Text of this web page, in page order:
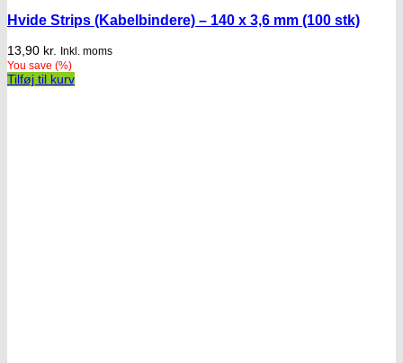
Hvide Strips (Kabelbindere) – 140 x 3,6 mm (100 stk)
13,90 kr. Inkl. moms
You save (%)
Tilføj til kurv